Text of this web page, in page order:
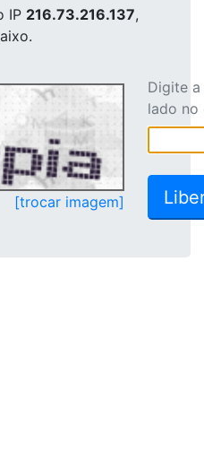
IP 216.73.216.137,
[trocar imagem]
Digite
lado no